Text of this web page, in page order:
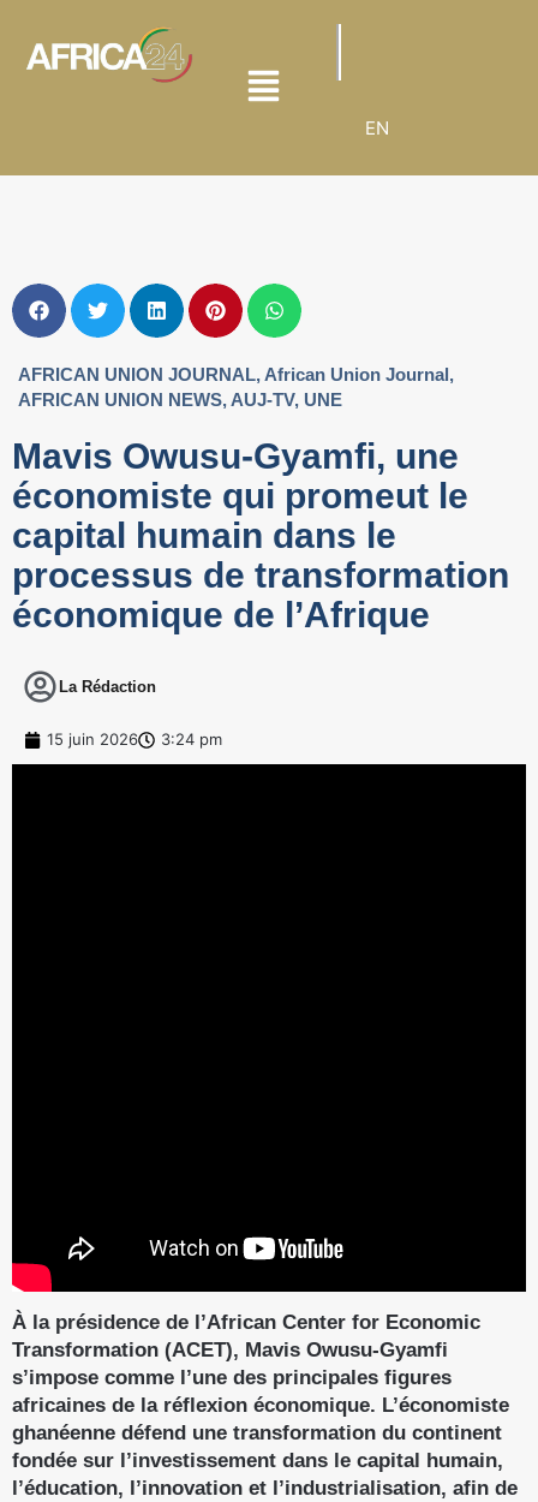
EN
AFRICAN UNION JOURNAL, African Union Journal,
AFRICAN UNION NEWS, AUJ-TV, UNE
Mavis Owusu-Gyamfi, une
économiste qui promeut le
capital humain dans le
processus de transformation
économique de l’Afrique
La Rédaction
15 juin 2026 3:24 pm
À la présidence de l’African Center for Economic
Transformation (ACET), Mavis Owusu-Gyamfi
s’impose comme l’une des principales figures
africaines de la réflexion économique. L’économiste
ghanéenne défend une transformation du continent
fondée sur l’investissement dans le capital humain,
l’éducation, l’innovation et l’industrialisation, afin de